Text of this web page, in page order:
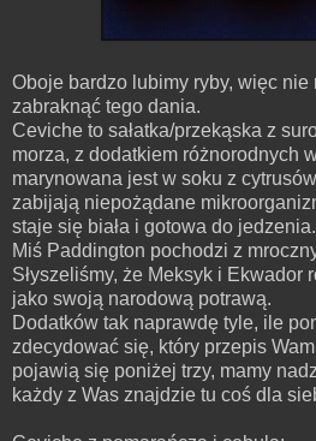
Oboje bardzo lubimy ryby, więc nie
zabraknąć tego dania.
Ceviche to sałatka/przekąska z
morza, z dodatkiem różnorodnych
marynowana jest w soku z
zabijają niepożądane
staje się biała i gotowa do
Miś Paddington pochodzi z
Słyszeliśmy, że Meksyk i Ekwador
jako swoją narodową potrawą.
Dodatków tak naprawdę tyle, ile
zdecydować się, który przepis
pojawią się poniżej trzy, mamy
każdy z Was znajdzie tu coś dla